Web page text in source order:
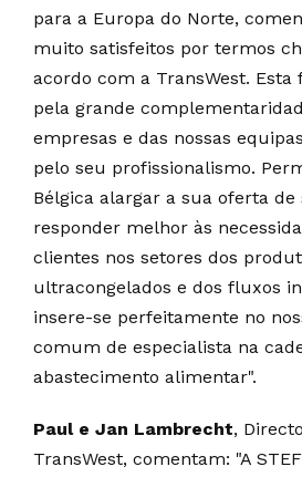
para a Europa do Norte,
muito satisfeitos por termos
acordo com a TransWest. Esta
pela grande
empresas e das nossas
pelo seu profissionalismo.
Bélgica alargar a sua oferta de
responder melhor às
clientes nos setores dos
ultracongelados e dos fluxos
insere-se perfeitamente no
comum de especialista na
abastecimento alimentar".
Paul e Jan Lambrecht,
TransWest, comentam: "A